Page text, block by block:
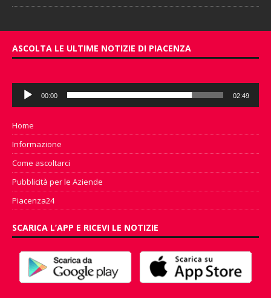
ASCOLTA LE ULTIME NOTIZIE DI PIACENZA
Audio
Player
00:00 02:49
Home
Informazione
Come ascoltarci
Pubblicità per le Aziende
Piacenza24
SCARICA L’APP E RICEVI LE NOTIZIE